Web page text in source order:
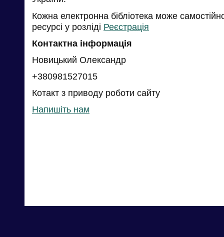
Кожна електронна бібліотека може
ресурсі у розліді Реєстрація
Контактна інформація
Новицький Олександр
+380981527015
Котакт з приводу роботи сайту
Напишіть нам